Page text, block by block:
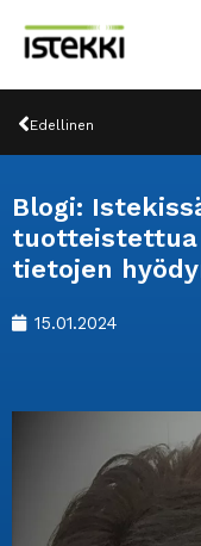
sisältöön
Prev
Edellinen
Blogi:
tietojen
15.01.2024